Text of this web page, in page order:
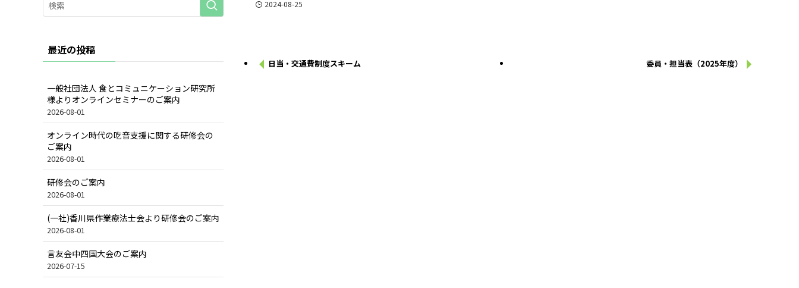
2024-08-25
日当・交通費制度スキーム 委員・担当表（2025年度）
最近の投稿
一般社団法人 食とコミュニケーション研究所
様よりオンラインセミナーのご案内
2026-08-01
オンライン時代の吃音支援に関する研修会の
ご案内
2026-08-01
研修会のご案内
2026-08-01
(一社)香川県作業療法士会より研修会のご案内
2026-08-01
言友会中四国大会のご案内
2026-07-15